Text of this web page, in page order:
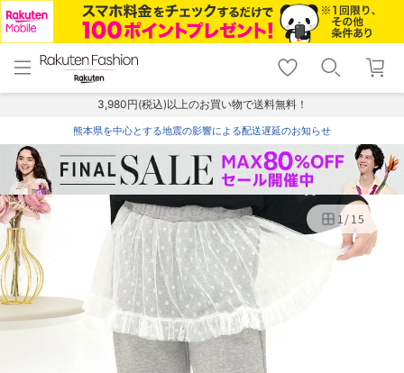
menu home
トップ
shopping_cart lock_outline
ログイン
3,980円(税込)以上のお買い物で送料無料！
熊本県を中心とする地震の影響による配送遅延のお知らせ
1/15